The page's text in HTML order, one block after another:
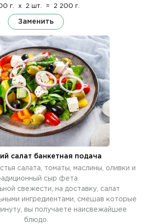
г. x 2 шт. = 2 200 г.
Заменить
салат банкетная подача
салата, томаты, маслины, оливки и
сыр фета.
свежести, на доставку, салат
ингредиентами, смешав которые
вы получаете наисвежайшее
блюдо.